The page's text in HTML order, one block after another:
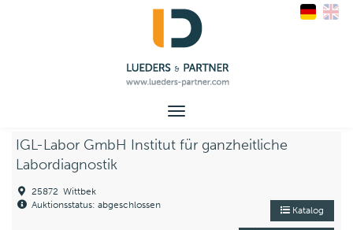
Toggle
IGL-Labor GmbH Institut für ganzheitliche
Labordiagnostik
25872 Wittbek
Auktionsstatus: abgeschlossen
Katalog